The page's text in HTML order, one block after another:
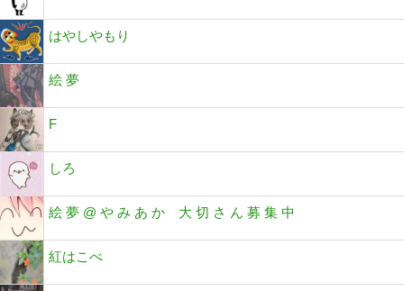
はやしやもり
絵 夢
F
しろ
絵 夢 @ や み あ か 大 切 さ ん 募 集 中
紅はこべ